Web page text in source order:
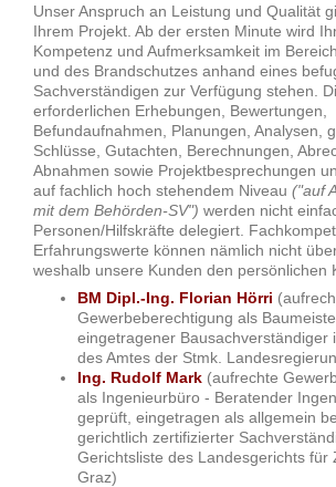
Unser Anspruch an Leistung und Qualität
Ihrem Projekt. Ab der ersten Minute wird
Kompetenz und Aufmerksamkeit im
und des Brandschutzes anhand eines
Sachverständigen zur Verfügung stehen.
erforderlichen Erhebungen, Bewertungen,
Befundaufnahmen, Planungen, Analysen,
Schlüsse, Gutachten, Berechnungen,
Abnahmen sowie Projektbesprechungen
auf fachlich hoch stehendem Niveau ("auf
mit dem Behörden-SV") werden nicht
Personen/Hilfskräfte delegiert.
Erfahrungswerte können nämlich nicht
weshalb unsere Kunden den persönlichen
BM Dipl.-Ing. Florian Hörri
Gewerbeberechtigung als
eingetragener Bausachverständiger
des Amtes der Stmk.
Ing. Rudolf Mark (aufrechte
als Ingenieurbüro - Beratender
geprüft, eingetragen als allgemein
gerichtlich zertifizierter
Gerichtsliste des Landesgerichts für
Graz)